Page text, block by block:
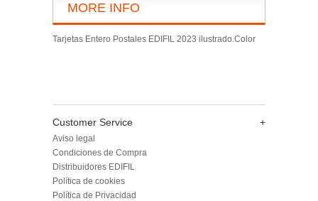
MORE INFO
Tarjetas Entero Postales EDIFIL 2023 ilustrado.Color
Customer Service +
Aviso legal
Condiciones de Compra
Distribuidores EDIFIL
Política de cookies
Política de Privacidad